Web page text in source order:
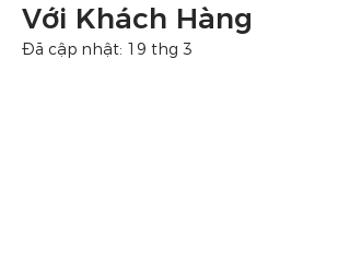
Với Khách Hàng
Đã cập nhật: 19 thg 3